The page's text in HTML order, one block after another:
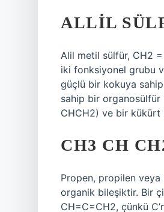
ALLIL
Alil metil sülfür, CH2
iki fonksiyonel grubu
güçlü bir kokuya
sahip bir
CHCH2) ve bir kükürt
CH3 CH
Propen, propilen
organik bileşiktir. Bir
CH=C=CH2, çünkü